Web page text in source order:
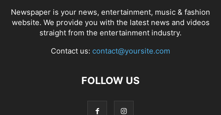
Newspaper is your news, entertainment, music & fashion
website. We provide you with the latest news and videos
straight from the entertainment industry.
Contact us: contact@yoursite.com
FOLLOW US